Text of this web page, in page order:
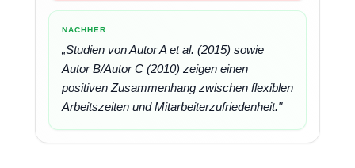
NACHHER
„Studien von Autor A et al. (2015) sowie
Autor B/Autor C (2010) zeigen einen
positiven Zusammenhang zwischen flexiblen
Arbeitszeiten und Mitarbeiterzufriedenheit."